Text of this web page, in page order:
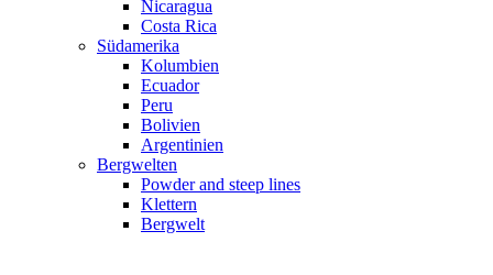
Nicaragua
Costa Rica
Südamerika
Kolumbien
Ecuador
Peru
Bolivien
Argentinien
Bergwelten
Powder and steep lines
Klettern
Bergwelt